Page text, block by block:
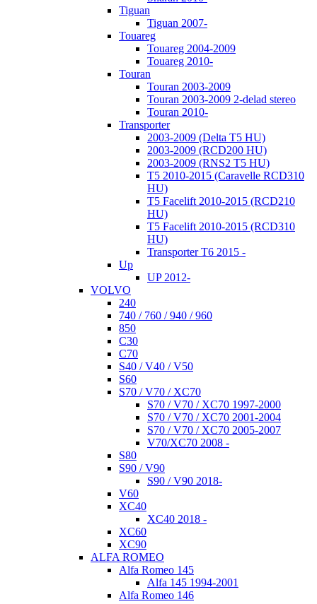
Tiguan
Tiguan 2007-
Touareg
Touareg 2004-2009
Touareg 2010-
Touran
Touran 2003-2009
Touran 2003-2009 2-delad stereo
Touran 2010-
Transporter
2003-2009 (Delta T5 HU)
2003-2009 (RCD200 HU)
2003-2009 (RNS2 T5 HU)
T5 2010-2015 (Caravelle RCD310
HU)
T5 Facelift 2010-2015 (RCD210
HU)
T5 Facelift 2010-2015 (RCD310
HU)
Transporter T6 2015 -
Up
UP 2012-
VOLVO
240
740 / 760 / 940 / 960
850
C30
C70
S40 / V40 / V50
S60
S70 / V70 / XC70
S70 / V70 / XC70 1997-2000
S70 / V70 / XC70 2001-2004
S70 / V70 / XC70 2005-2007
V70/XC70 2008 -
S80
S90 / V90
S90 / V90 2018-
V60
XC40
XC40 2018 -
XC60
XC90
ALFA ROMEO
Alfa Romeo 145
Alfa 145 1994-2001
Alfa Romeo 146